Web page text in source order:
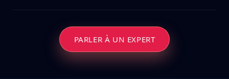
PARLER À UN EXPERT